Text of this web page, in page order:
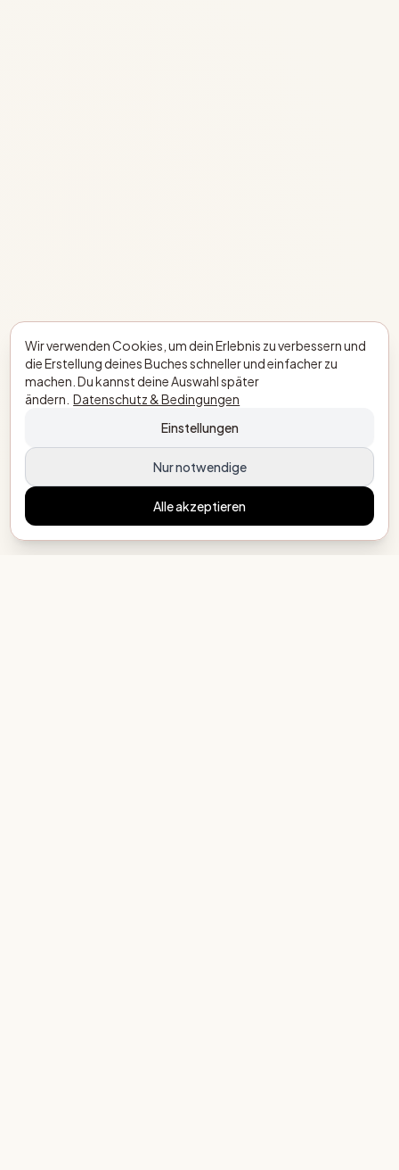
Wir verwenden Cookies, um dein Erlebnis zu verbessern und
die Erstellung deines Buches schneller und einfacher zu
machen. Du kannst deine Auswahl später
ändern. Datenschutz & Bedingungen
Einstellungen
Nur notwendige
Alle akzeptieren